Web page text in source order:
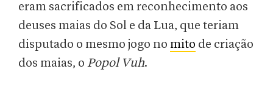
eram sacrificados em reconhecimento aos
deuses maias do Sol e da Lua, que teriam
disputado o mesmo jogo no mito de criação
dos maias, o Popol Vuh.